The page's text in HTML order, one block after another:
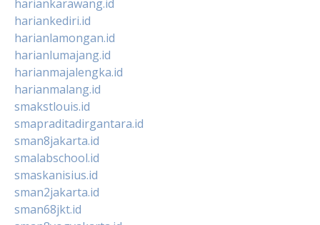
hariankarawang.id
hariankediri.id
harianlamongan.id
harianlumajang.id
harianmajalengka.id
harianmalang.id
smakstlouis.id
smapraditadirgantara.id
sman8jakarta.id
smalabschool.id
smaskanisius.id
sman2jakarta.id
sman68jkt.id